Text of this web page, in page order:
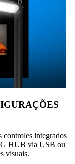
controles integrados
G HUB via USB ou
visuais.